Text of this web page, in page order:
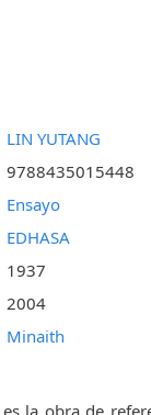
LIN YUTANG
9788435015448
Ensayo
EDHASA
1937
2004
Minaith